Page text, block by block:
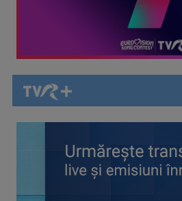
TELEȘCOALA: Limba japoneză,